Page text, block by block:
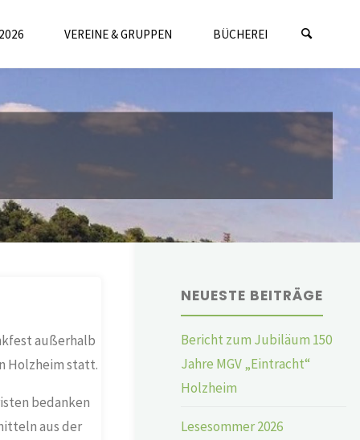
VEREINE & GRUPPEN BÜCHEREI
außerhalb
Holzheim statt.
bedanken
aus der
NEUESTE BEITRÄGE
Bericht zum Jubiläum 150
Jahre MGV „Eintracht“
Holzheim
Lesesommer 2026